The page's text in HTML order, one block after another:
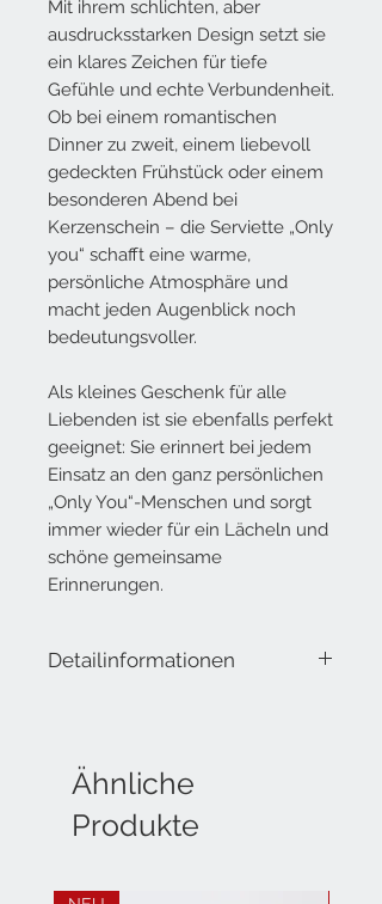
Mit ihrem schlichten, aber
ausdrucksstarken Design setzt sie
ein klares Zeichen für tiefe
Gefühle und echte Verbundenheit.
Ob bei einem romantischen
Dinner zu zweit, einem liebevoll
gedeckten Frühstück oder einem
besonderen Abend bei
Kerzenschein – die Serviette „Only
you“ schafft eine warme,
persönliche Atmosphäre und
macht jeden Augenblick noch
bedeutungsvoller.
Als kleines Geschenk für alle
Liebenden ist sie ebenfalls perfekt
geeignet: Sie erinnert bei jedem
Einsatz an den ganz persönlichen
„Only You“-Menschen und sorgt
immer wieder für ein Lächeln und
schöne gemeinsame
Erinnerungen.
Detailinformationen
Material: Tissue
Ähnliche
Produkte